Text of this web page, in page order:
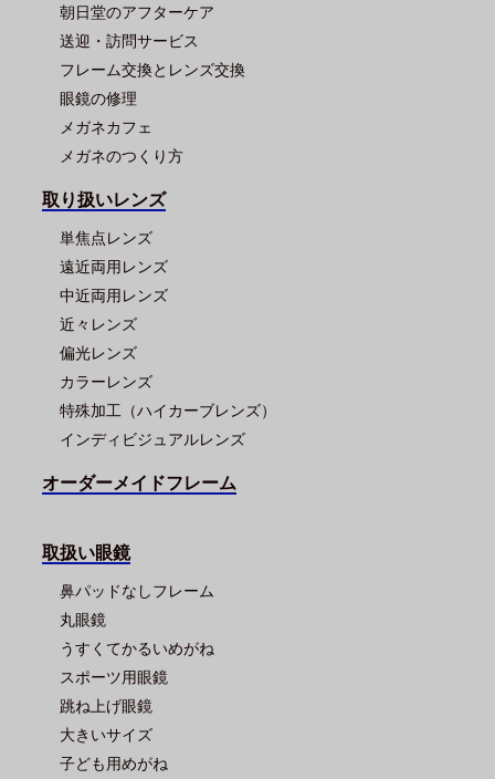
朝日堂のアフターケア
送迎・訪問サービス
フレーム交換とレンズ交換
眼鏡の修理
メガネカフェ
メガネのつくり方
取り扱いレンズ
単焦点レンズ
遠近両用レンズ
中近両用レンズ
近々レンズ
偏光レンズ
カラーレンズ
特殊加工（ハイカーブレンズ）
インディビジュアルレンズ
オーダーメイドフレーム
取扱い眼鏡
鼻パッドなしフレーム
丸眼鏡
うすくてかるいめがね
スポーツ用眼鏡
跳ね上げ眼鏡
大きいサイズ
子ども用めがね